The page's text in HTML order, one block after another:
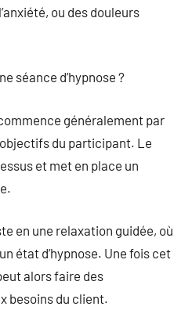
ou des douleurs
séance d’hypnose ?
généralement par
du participant. Le
et met en place un
en une relaxation guidée, où
état d’hypnose. Une fois cet
alors faire des
besoins du client.